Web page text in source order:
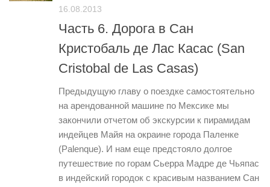
16.08.2013
Часть 6. Дорога в Сан
Кристобаль де Лас Касас (San
Cristobal de Las Casas)
Предыдущую главу о поездке самостоятельно
на арендованной машине по Мексике мы
закончили отчетом об экскурсии к пирамидам
индейцев Майя на окраине города Паленке
(Palenque). И нам еще предстояло долгое
путешествие по горам Сьерра Мадре де Чьяпас
в индейский городок с красивым названием Сан